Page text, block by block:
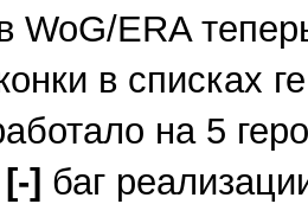
WoG/ERA
в списках
на 5
[-] баг